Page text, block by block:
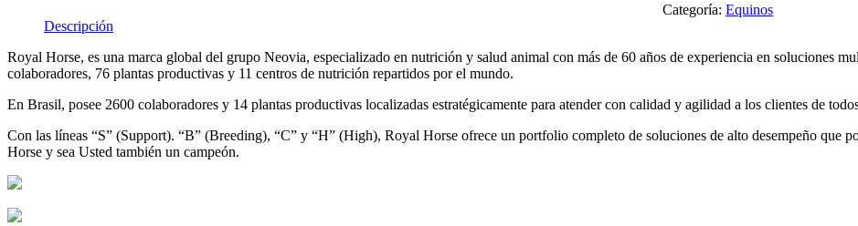
Categoría:Equinos
Descripción
Royal Horse, es una marca global del grupo Neovia, especializado en nutrición y salud animal con más de 60 años de experiencia en soluciones
colaboradores, 76 plantas productivas y 11 centros de nutrición repartidos por el mundo.
En Brasil, posee 2600 colaboradores y 14 plantas productivas localizadas estratégicamente para atender con calidad y agilidad a los clientes de
Con las líneas “S” (Support). “B” (Breeding), “C” y “H” (High), Royal Horse ofrece un portfolio completo de soluciones de alto desempeño que
Horse y sea Usted también un campeón.